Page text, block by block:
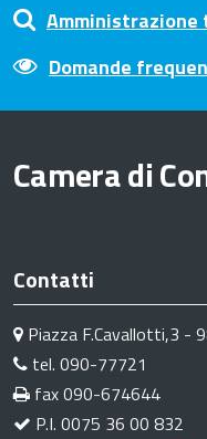
Domande
Camera di
Contatti
Piazza F.Cavallotti,3 -
tel. 090-77721
fax 090-674644
P.I. 0075 36 00 832